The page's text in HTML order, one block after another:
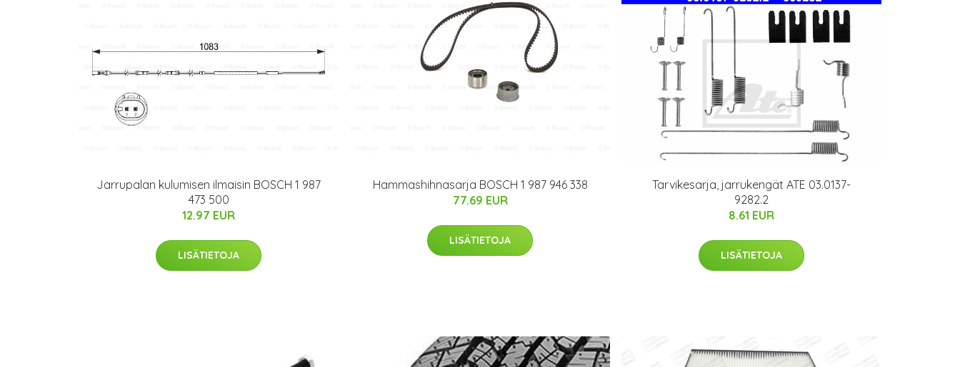
Jarrupalan kulumisen ilmaisin BOSCH 1 987
473 500
12.97 EUR
LISÄTIETOJA
Hammashihnasarja BOSCH 1 987 946 338
77.69 EUR
LISÄTIETOJA
Tarvikesarja, jarrukengät ATE 03.0137-
9282.2
8.61 EUR
LISÄTIETOJA